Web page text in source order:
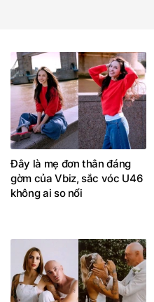
Đây là mẹ đơn thân đáng
gờm của Vbiz, sắc vóc U46
không ai so nổi